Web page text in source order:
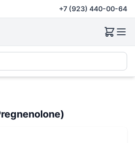
+7 (923) 440-00-64